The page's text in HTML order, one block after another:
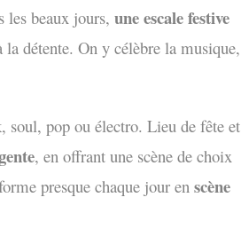
les beaux jours, une escale festive
détente. On y célèbre la musique,
soul, pop ou électro. Lieu de fête et
, en offrant une scène de choix
presque chaque jour enscène